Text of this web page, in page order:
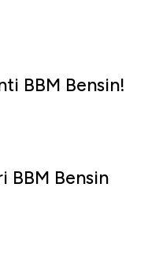
BBM Bensin!
BBM Bensin